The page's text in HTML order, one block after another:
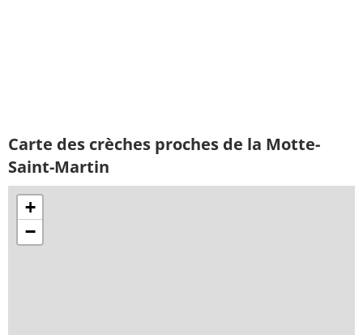
Carte des crèches proches de la Motte-
Saint-Martin
+
−